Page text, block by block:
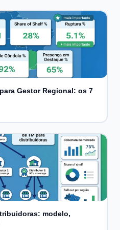
Gestor Regional: os 7
modelo,